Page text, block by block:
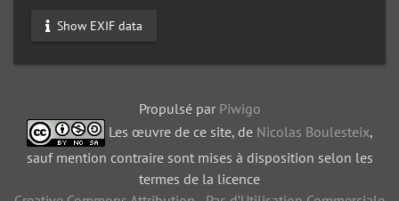
Show EXIF data
Propulsé par Piwigo
Les œuvre de ce site, de Nicolas Boulesteix,
sauf mention contraire sont mises à disposition selon les
termes de la licence